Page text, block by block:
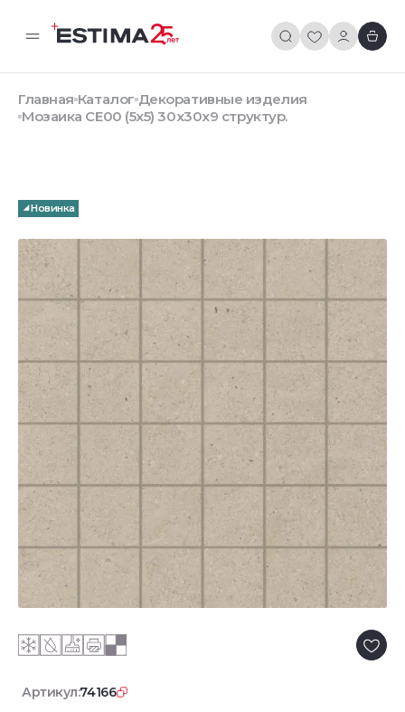
Главная Каталог Декоративные изделия
Мозаика CE00 (5x5) 30x30x9 структур.
Новинка
Артикул:74166